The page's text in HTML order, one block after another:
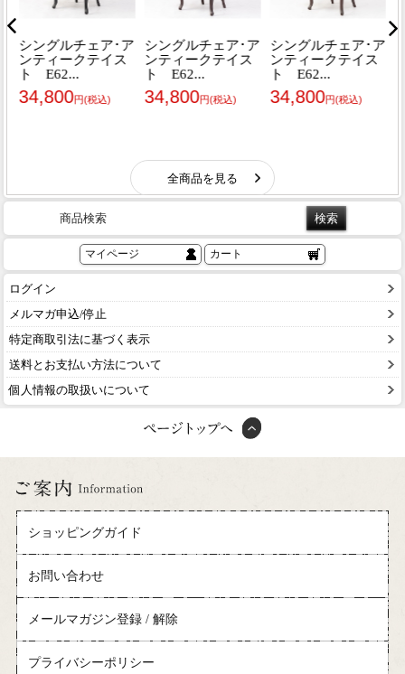
商品検索
マイページ カート
ログイン
メルマガ申込/停止
特定商取引法に基づく表示
送料とお支払い方法について
個人情報の取扱いについて
ショッピングガイド
お問い合わせ
メールマガジン登録 / 解除
プライバシーポリシー